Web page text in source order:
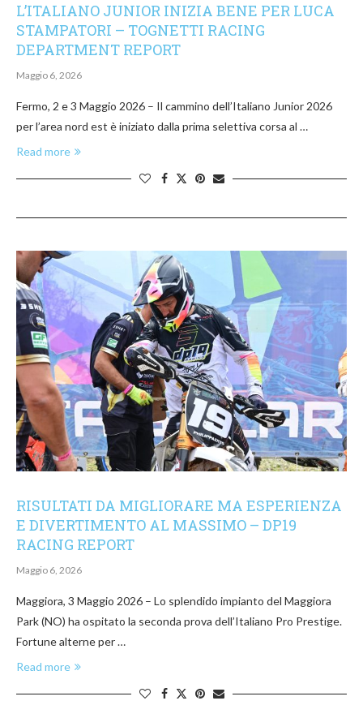
L’ITALIANO JUNIOR INIZIA BENE PER LUCA
STAMPATORI – TOGNETTI RACING
DEPARTMENT REPORT
Maggio 6, 2026
Fermo, 2 e 3 Maggio 2026 – Il cammino dell’Italiano Junior 2026
per l’area nord est è iniziato dalla prima selettiva corsa al …
Read more
RISULTATI DA MIGLIORARE MA ESPERIENZA
E DIVERTIMENTO AL MASSIMO – DP19
RACING REPORT
Maggio 6, 2026
Maggiora, 3 Maggio 2026 – Lo splendido impianto del Maggiora
Park (NO) ha ospitato la seconda prova dell’Italiano Pro Prestige.
Fortune alterne per …
Read more